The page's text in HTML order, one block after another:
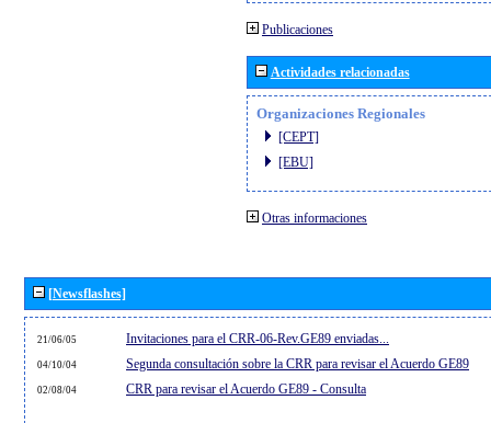
Publicaciones
Actividades relacionadas
Organizaciones Regionales
[CEPT]
[EBU]
Otras informaciones
[Newsflashes]
21/06/05 Invitaciones para el CRR-06-Rev.GE89 enviadas...
04/10/04 Segunda consultación sobre la CRR para revisar el Acuerdo GE89
02/08/04 CRR para revisar el Acuerdo GE89 - Consulta